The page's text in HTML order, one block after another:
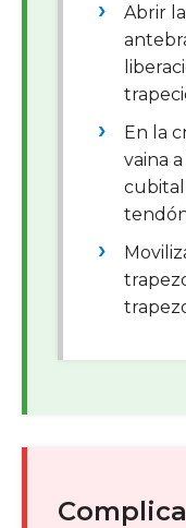
Abrir
En la
vaina
cubital